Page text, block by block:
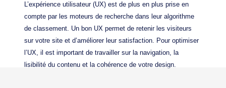
L’expérience utilisateur (UX) est de plus en plus prise en
compte par les moteurs de recherche dans leur algorithme
de classement. Un bon UX permet de retenir les visiteurs
sur votre site et d’améliorer leur satisfaction. Pour optimiser
l’UX, il est important de travailler sur la navigation, la
lisibilité du contenu et la cohérence de votre design.